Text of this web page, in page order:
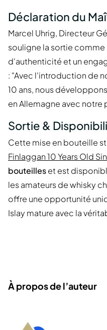
Déclaration du
Marcel Uhrig, Directeur
souligne la sortie comme
d'authenticité et un
: "Avec l'introduction de
10 ans, nous
en Allemagne avec notre
Sortie &
Cette mise en bouteille
Finlaggan 10 Years Old
bouteilleset est
les amateurs de whisky
offre une opportunité
Islay mature avec la
À propos de l’auteur